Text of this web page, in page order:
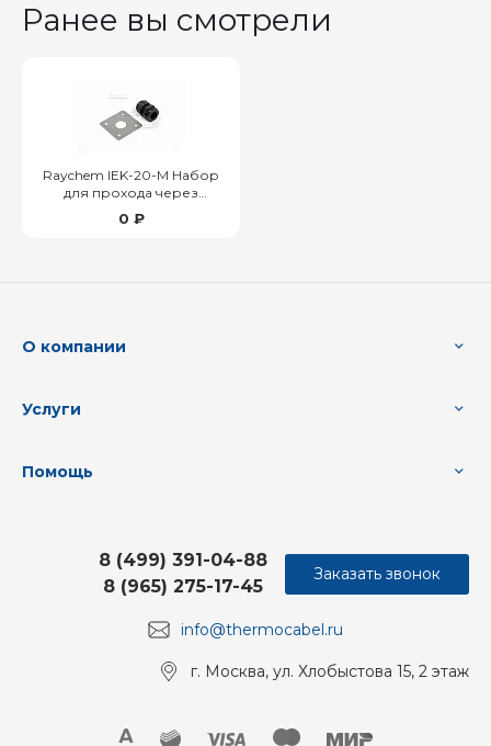
Ранее вы смотрели
Raychem IEK-20-M Набор
для прохода через
теплоизоляцию
0 ₽
О компании
Услуги
Помощь
info@thermocabel.ru
8 (499) 391-04-88
8 (965) 275-17-45
г. Москва, ул. Хлобыстова 15, 2 этаж
Заказать звонок